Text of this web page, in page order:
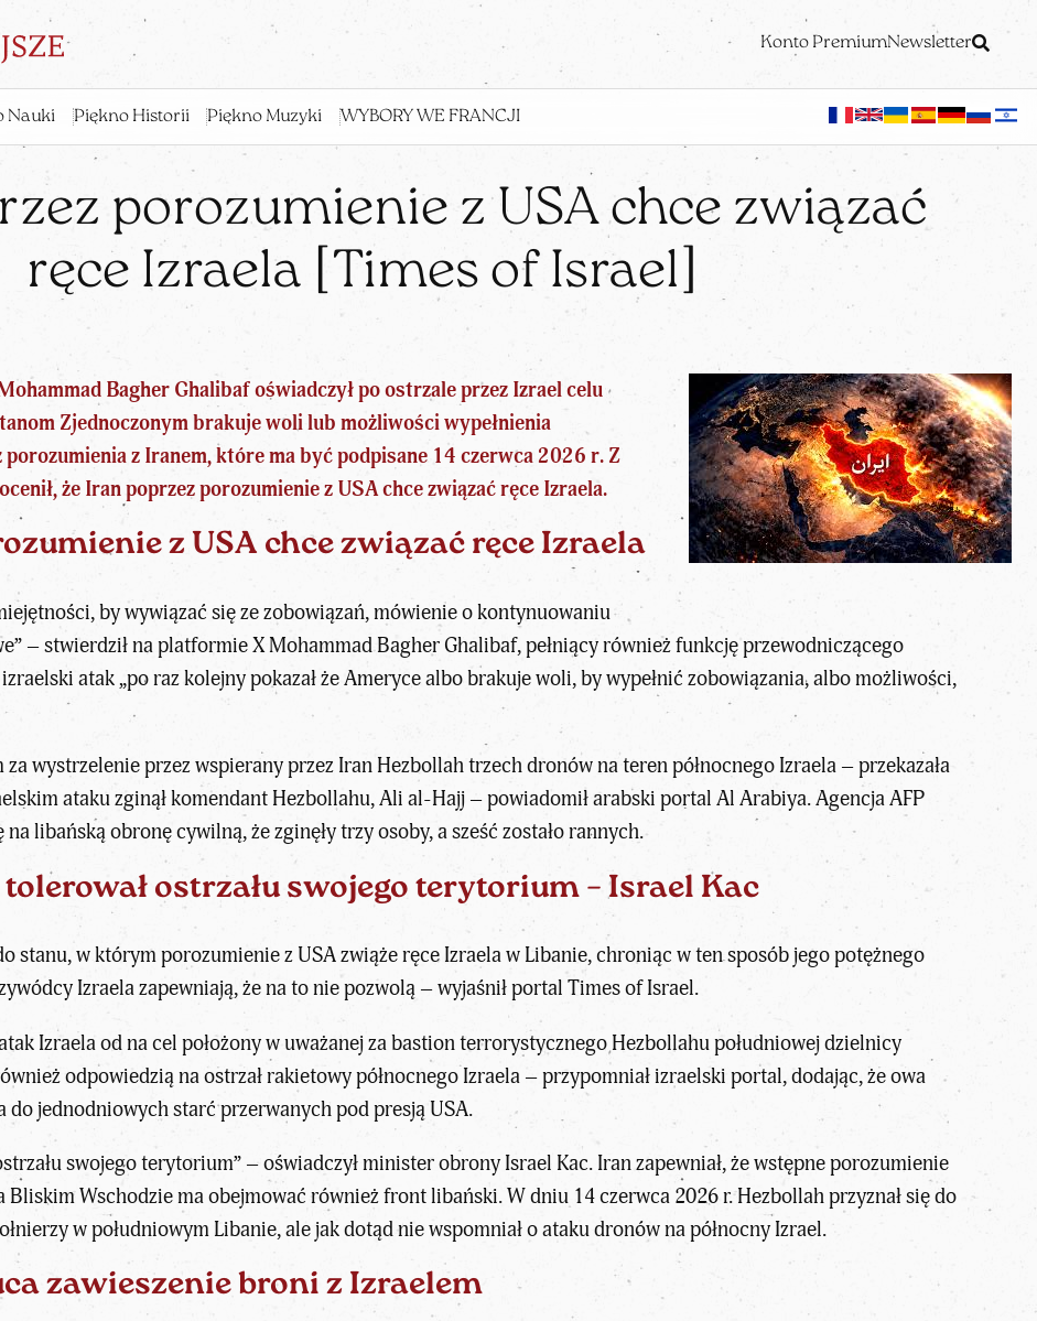
Konto PremiumNewsletter
Nauki Piękno Historii Piękno Muzyki WYBORY WE FRANCJI
porozumienie z USA chce związać
ręce Izraela [Times of Israel]
Bagher Ghalibafoświadczył po ostrzale przez Izrael celu
Zjednoczonym brakuje woli lub możliwości wypełnienia
z Iranem, które ma być podpisane 14 czerwca 2026 r. Z
że Iran poprzez porozumienie z USA chce związać ręce Izraela.
z USA chce związać ręce Izraela
by wywiązać się ze zobowiązań, mówienie o kontynuowaniu
– stwierdził naplatformie X Mohammad Bagher Ghalibaf, pełniący również funkcję przewodniczącego
atak „po raz kolejny pokazał że Ameryce albo brakuje woli, by wypełnić zobowiązania, albo możliwości,
za wystrzelenie przez wspierany przez Iran Hezbollah trzech dronów na teren północnego Izraela – przekazała
ataku zginął komendant Hezbollahu, Ali al-Hajj – powiadomił arabski portal Al Arabiya. Agencja AFP
na libańską obronę cywilną, że zginęły trzy osoby, a sześć zostało rannych.
ostrzału swojego terytorium – Israel Kac
stanu, w którym porozumienie z USA zwiąże ręce Izraela w Libanie, chroniąc w ten sposób jego potężnego
Izraela zapewniają, że na to nie pozwolą – wyjaśnił portal Times of Israel.
Izraela od na cel położony w uważanej za bastion terrorystycznego Hezbollahu południowej dzielnicy
odpowiedzią na ostrzał rakietowy północnego Izraela – przypomniał izraelski portal, dodając, że owa
do jednodniowych starć przerwanych pod presją USA.
swojego terytorium” – oświadczył minister obrony Israel Kac. Iran zapewniał, że wstępne porozumienie
Wschodzie ma obejmować również front libański. W dniu 14 czerwca 2026 r. Hezbollah przyznał się do
w południowym Libanie, ale jak dotąd nie wspomniał o ataku dronów na północny Izrael.
zawieszenie broni z Izraelem